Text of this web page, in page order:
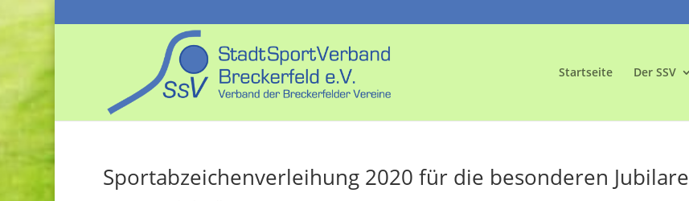
Startseite Der SSV
Sportabzeichenverleihung 2020 für die besonderen Jubilare